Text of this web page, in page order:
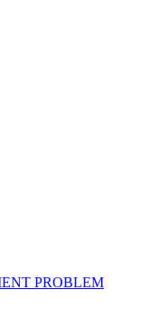
PROBLEM